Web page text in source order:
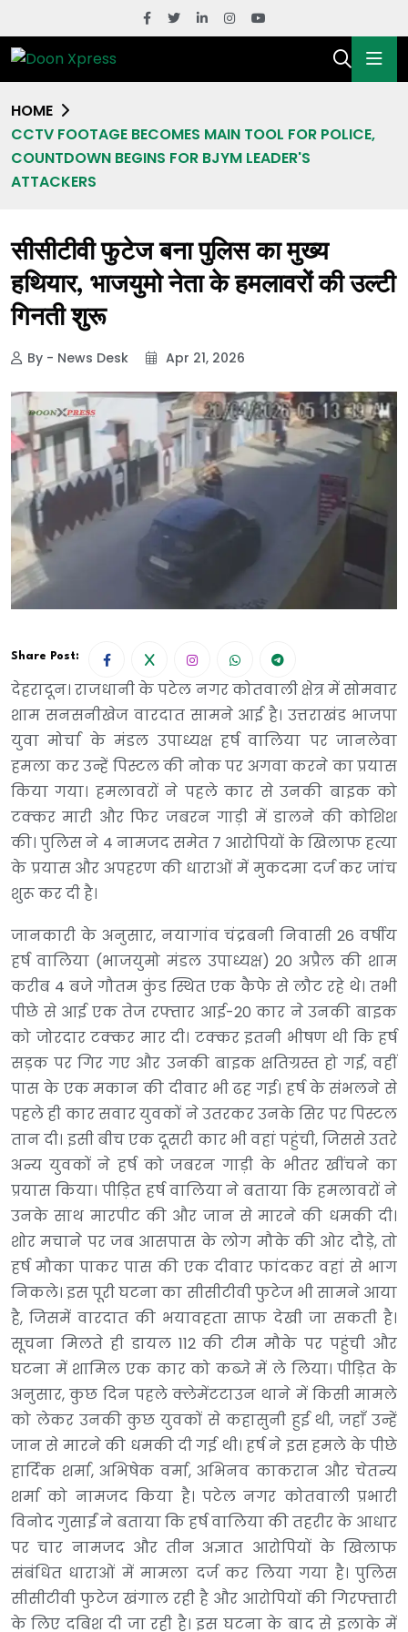
HOME
CCTV FOOTAGE BECOMES MAIN TOOL FOR POLICE,
COUNTDOWN BEGINS FOR BJYM LEADER'S
ATTACKERS
सीसीटीवी फुटेज बना पुलिस का मुख्य
हथियार, भाजयुमो नेता के हमलावरों की उल्टी
गिनती शुरू
By - News Desk Apr 21, 2026
Share Post:
देहरादून। राजधानी के पटेल नगर कोतवाली क्षेत्र में सोमवार
शाम सनसनीखेज वारदात सामने आई है। उत्तराखंड भाजपा
युवा मोर्चा के मंडल उपाध्यक्ष हर्ष वालिया पर जानलेवा
हमला कर उन्हें पिस्टल की नोक पर अगवा करने का प्रयास
किया गया। हमलावरों ने पहले कार से उनकी बाइक को
टक्कर मारी और फिर जबरन गाड़ी में डालने की कोशिश
की। पुलिस ने 4 नामजद समेत 7 आरोपियों के खिलाफ हत्या
के प्रयास और अपहरण की धाराओं में मुकदमा दर्ज कर जांच
शुरू कर दी है।
जानकारी के अनुसार, नयागांव चंद्रबनी निवासी 26 वर्षीय
हर्ष वालिया (भाजयुमो मंडल उपाध्यक्ष) 20 अप्रैल की शाम
करीब 4 बजे गौतम कुंड स्थित एक कैफे से लौट रहे थे। तभी
पीछे से आई एक तेज रफ्तार आई-20 कार ने उनकी बाइक
को जोरदार टक्कर मार दी। टक्कर इतनी भीषण थी कि हर्ष
सड़क पर गिर गए और उनकी बाइक क्षतिग्रस्त हो गई, वहीं
पास के एक मकान की दीवार भी ढह गई। हर्ष के संभलने से
पहले ही कार सवार युवकों ने उतरकर उनके सिर पर पिस्टल
तान दी। इसी बीच एक दूसरी कार भी वहां पहुंची, जिससे उतरे
अन्य युवकों ने हर्ष को जबरन गाड़ी के भीतर खींचने का
प्रयास किया। पीड़ित हर्ष वालिया ने बताया कि हमलावरों ने
उनके साथ मारपीट की और जान से मारने की धमकी दी।
शोर मचाने पर जब आसपास के लोग मौके की ओर दौड़े, तो
हर्ष मौका पाकर पास की एक दीवार फांदकर वहां से भाग
निकले। इस पूरी घटना का सीसीटीवी फुटेज भी सामने आया
है, जिसमें वारदात की भयावहता साफ देखी जा सकती है।
सूचना मिलते ही डायल 112 की टीम मौके पर पहुंची और
घटना में शामिल एक कार को कब्जे में ले लिया। पीड़ित के
अनुसार, कुछ दिन पहले क्लेमेंटटाउन थाने में किसी मामले
को लेकर उनकी कुछ युवकों से कहासुनी हुई थी, जहाँ उन्हें
जान से मारने की धमकी दी गई थी। हर्ष ने इस हमले के पीछे
हार्दिक शर्मा, अभिषेक वर्मा, अभिनव काकरान और चेतन्य
शर्मा को नामजद किया है। पटेल नगर कोतवाली प्रभारी
विनोद गुसाईं ने बताया कि हर्ष वालिया की तहरीर के आधार
पर चार नामजद और तीन अज्ञात आरोपियों के खिलाफ
संबंधित धाराओं में मामला दर्ज कर लिया गया है। पुलिस
सीसीटीवी फुटेज खंगाल रही है और आरोपियों की गिरफ्तारी
के लिए दबिश दी जा रही है। इस घटना के बाद से इलाके में